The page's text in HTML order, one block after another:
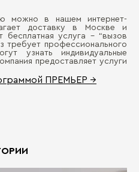
можно в нашем интернет-
доставку в Москве и
бесплатная услуга - “вызов
требует профессионального
узнать индивидуальные
предоставляет услуги
ПРЕМЬЕР →